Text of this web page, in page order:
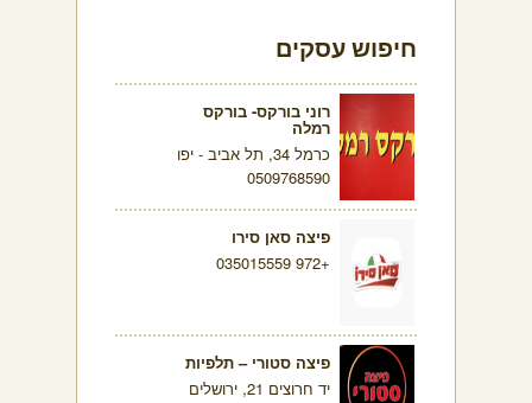
חיפוש עסקים
רוני בורקס- בורקס
רמלה
כרמל 34, תל אביב - יפו
0509768590
פיצה סאן סירו
+972 035015559
פיצה סטורי – תלפיות
יד חרוצים 21, ירושלים